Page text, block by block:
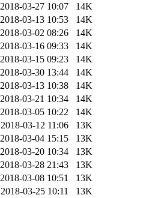
2018-03-27 10:07
14K
2018-03-13 10:53
14K
2018-03-02 08:26
14K
2018-03-16 09:33
14K
2018-03-15 09:23
14K
2018-03-30 13:44
14K
2018-03-13 10:38
14K
2018-03-21 10:34
14K
2018-03-05 10:22
14K
2018-03-12 11:06
13K
2018-03-04 15:15
13K
2018-03-20 10:34
13K
2018-03-28 21:43
13K
2018-03-08 10:51
13K
2018-03-25 10:11
13K